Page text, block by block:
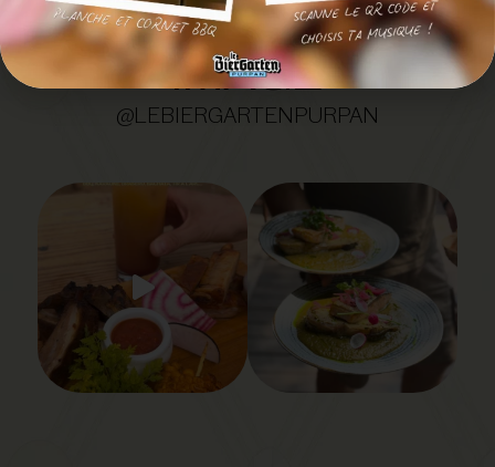
SUIVEZ-NOUS EN
IMAGE
@LEBIERGARTENPURPAN